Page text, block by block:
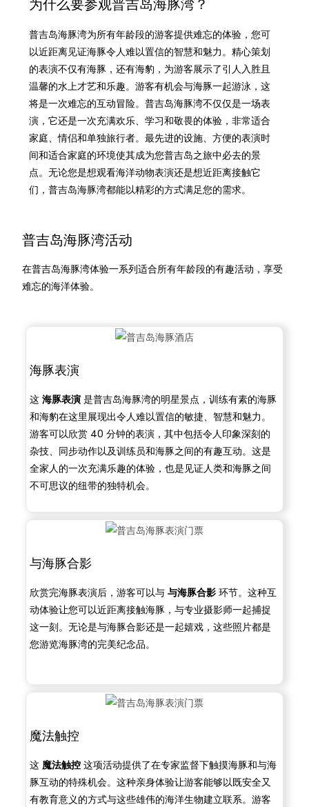
为什么要参观普吉岛海豚湾？
普吉岛海豚湾为所有年龄段的游客提供难忘的体验，您可
以近距离见证海豚令人难以置信的智慧和魅力。精心策划
的表演不仅有海豚，还有海豹，为游客展示了引人入胜且
温馨的水上才艺和乐趣。游客有机会与海豚一起游泳，这
将是一次难忘的互动冒险。普吉岛海豚湾不仅仅是一场表
演，它还是一次充满欢乐、学习和敬畏的体验，非常适合
家庭、情侣和单独旅行者。最先进的设施、方便的表演时
间和适合家庭的环境使其成为您普吉岛之旅中必去的景
点。无论您是想观看海洋动物表演还是想近距离接触它
们，普吉岛海豚湾都能以精彩的方式满足您的需求。
普吉岛海豚湾活动
在普吉岛海豚湾体验一系列适合所有年龄段的有趣活动，享受
难忘的海洋体验。
海豚表演
这海豚表演 是普吉岛海豚湾的明星景点，训练有素的海豚
和海豹在这里展现出令人难以置信的敏捷、智慧和魅力。
游客可以欣赏 40 分钟的表演，其中包括令人印象深刻的
杂技、同步动作以及训练员和海豚之间的有趣互动。这是
全家人的一次充满乐趣的体验，也是见证人类和海豚之间
不可思议的纽带的独特机会。
与海豚合影
欣赏完海豚表演后，游客可以与与海豚合影 环节。这种互
动体验让您可以近距离接触海豚，与专业摄影师一起捕捉
这一刻。无论是与海豚合影还是一起嬉戏，这些照片都是
您游览海豚湾的完美纪念品。
魔法触控
这 魔法触控 这项活动提供了在专家监督下触摸海豚和与海
豚互动的特殊机会。这种亲身体验让游客能够以既安全又
有教育意义的方式与这些雄伟的海洋生物建立联系。游客